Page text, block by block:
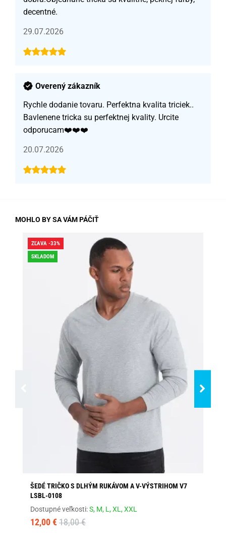
decentné.
29.07.2026
Overený zákazník
Rychle dodanie tovaru. Perfektna kvalita triciek..
Bavlenene tricka su perfektnej kvality. Urcite
odporucam❤️❤️❤️
20.07.2026
MOHLO BY SA VÁM PÁČIŤ
ZĽAVA -33%
SKLADOM
ŠEDÉ TRIČKO S DLHÝM RUKÁVOM A V-VÝSTRIHOM V7
LSBL-0108
Dostupné veľkosti:S, M, L,XL,XXL
12,00 € 18,00 €